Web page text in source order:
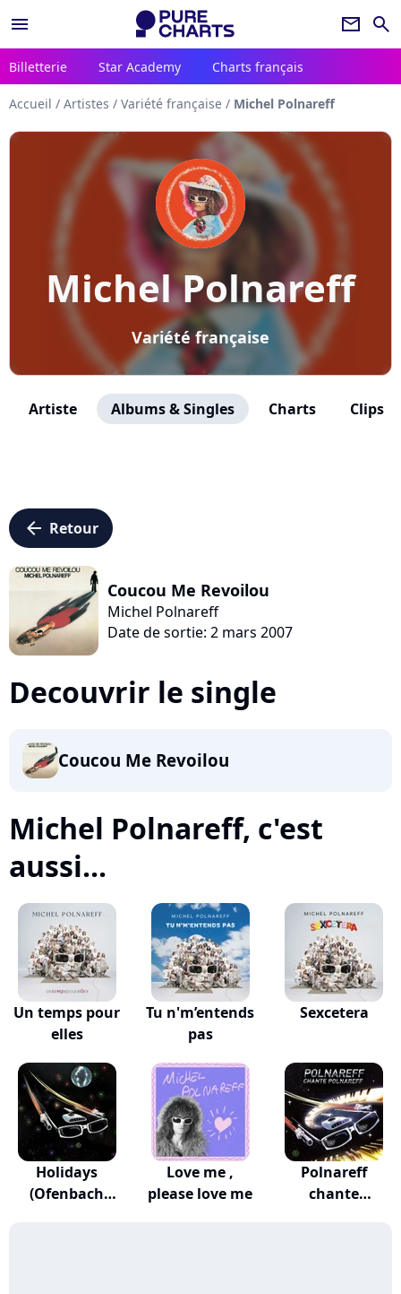
menu newsletter search
Billetterie Star Academy Charts français
Accueil / Artistes / Variété française / Michel Polnareff
Michel Polnareff
Variété française
Artiste Albums & Singles Charts Clips
arrow_left Retour
Coucou Me Revoilou
Michel Polnareff
Date de sortie: 2 mars 2007
Decouvrir le single
Coucou Me Revoilou
Michel Polnareff, c'est
aussi...
Un temps pour
elles
Tu n'm’entends
pas
Sexcetera
Holidays
(Ofenbach
Love me ,
please love me
Polnareff
chante